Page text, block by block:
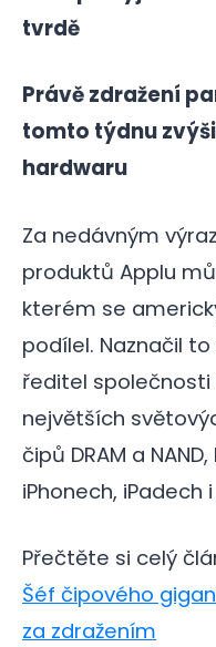
tvrdě
Právě zdražení
tomto týdnu
hardwaru
Za nedávným
produktů Applu
kterém se
podílel. Naznačil
ředitel společnosti
největších
čipů DRAM a
iPhonech,
Přečtěte si celý
Šéf čipového
za zdražením